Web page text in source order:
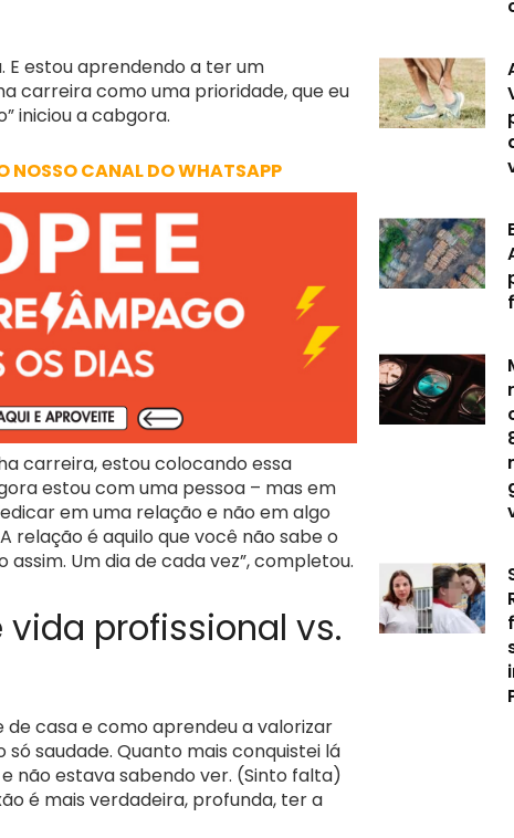
E estou aprendendo a ter um
carreira como uma prioridade, que eu
iniciou a cabgora.
NOSSO CANAL DO WHATSAPP
carreira, estou colocando essa
estou com uma pessoa – mas em
em uma relação e não em algo
relação é aquilo que você não sabe o
Um dia de cada vez”, completou.
profissional vs.
casa e como aprendeu a valorizar
saudade. Quanto mais conquistei lá
não estava sabendo ver. (Sinto falta)
é mais verdadeira, profunda, ter a